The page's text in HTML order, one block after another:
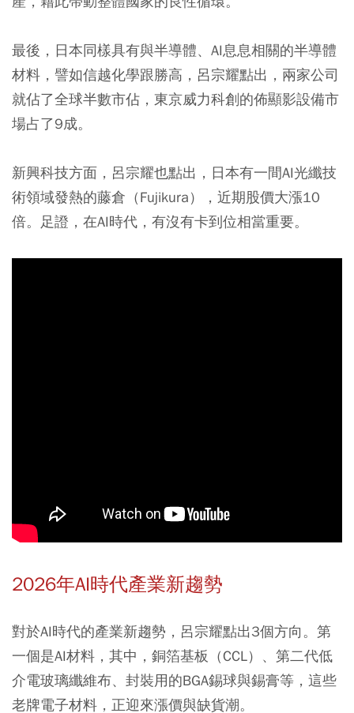
最後，日本同樣具有與半導體、AI息息相關的半導體
材料，譬如信越化學跟勝高，呂宗耀點出，兩家公司
就佔了全球半數市佔，東京威力科創的佈顯影設備市
場占了9成。
新興科技方面，呂宗耀也點出，日本有一間AI光纖技
術領域發熱的藤倉（Fujikura），近期股價大漲10
倍。足證，在AI時代，有沒有卡到位相當重要。
2026年AI時代產業新趨勢
對於AI時代的產業新趨勢，呂宗耀點出3個方向。第
一個是AI材料，其中，銅箔基板（CCL）、第二代低
介電玻璃纖維布、封裝用的BGA錫球與錫膏等，這些
老牌電子材料，正迎來漲價與缺貨潮。